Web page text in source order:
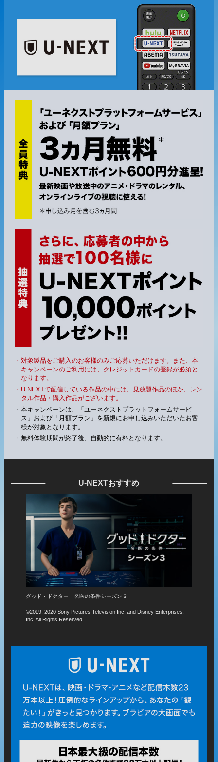
・対象製品をご購入のお客様のみご応募いただけます。また、本
キャンペーンのご利用には、クレジットカードの登録が必須と
なります。
・U-NEXTで配信している作品の中には、見放題作品のほか、レン
タル作品・購入作品がございます。
・本キャンペーンは、「ユーネクストプラットフォームサービ
ス」および「月額プラン」を新規にお申し込みいただいたお客
様が対象となります。
・無料体験期間が終了後、自動的に有料となります。
U-NEXTおすすめ
トロールズ ミュージック★パワー
© 2020 DreamWorks Animation L.L.C. All Rights Reserved.